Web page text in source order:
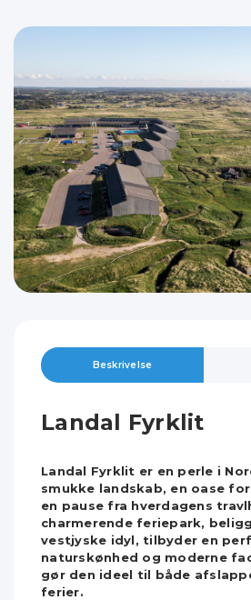
Beskrivelse
Landal Fyrklit
Landal Fyrklit er en perle i
smukke landskab, en oase
en pause fra hverdagens
charmerende feriepark,
vestjyske idyl, tilbyder en
naturskønhed og moderne
gør den ideel til både
ferier.